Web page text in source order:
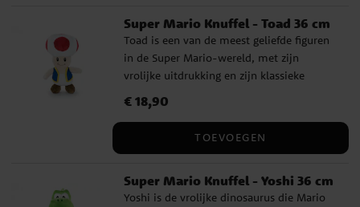
Super Mario Knuffel - Toad 36 cm
Toad is een van de meest geliefde figuren
in de Super Mario-wereld, met zijn
vrolijke uitdrukking en zijn klassieke
knuffel is een uitstekende keuze voor
zachte versie willen van de trouwe helper
als cadeau voor iedereen die van Super
Mario houdt en wordt snel een favoriet
Prijs:€ 18,90
€ 18,90
TOEVOEGEN
Super Mario Knuffel - Yoshi 36 cm
Yoshi is de vrolijke dinosaurus die Mario